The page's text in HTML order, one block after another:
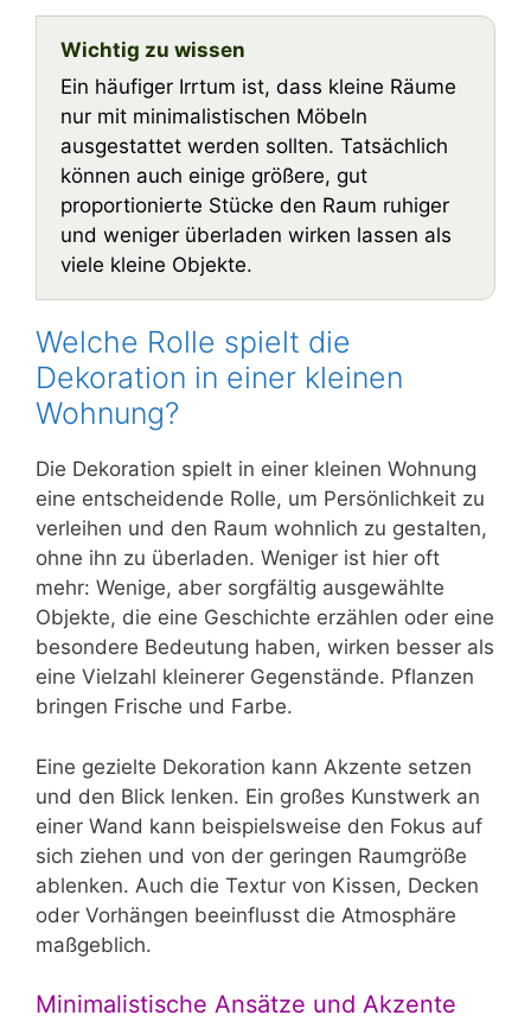
Wichtig zu wissen
Ein häufiger Irrtum ist, dass kleine Räume
nur mit minimalistischen Möbeln
ausgestattet werden sollten. Tatsächlich
können auch einige größere, gut
proportionierte Stücke den Raum ruhiger
und weniger überladen wirken lassen als
viele kleine Objekte.
Welche Rolle spielt die
Dekoration in einer kleinen
Wohnung?
Die Dekoration spielt in einer kleinen Wohnung
eine entscheidende Rolle, um Persönlichkeit zu
verleihen und den Raum wohnlich zu gestalten,
ohne ihn zu überladen. Weniger ist hier oft
mehr: Wenige, aber sorgfältig ausgewählte
Objekte, die eine Geschichte erzählen oder eine
besondere Bedeutung haben, wirken besser als
eine Vielzahl kleinerer Gegenstände. Pflanzen
bringen Frische und Farbe.
Eine gezielte Dekoration kann Akzente setzen
und den Blick lenken. Ein großes Kunstwerk an
einer Wand kann beispielsweise den Fokus auf
sich ziehen und von der geringen Raumgröße
ablenken. Auch die Textur von Kissen, Decken
oder Vorhängen beeinflusst die Atmosphäre
maßgeblich.
Minimalistische Ansätze und Akzente